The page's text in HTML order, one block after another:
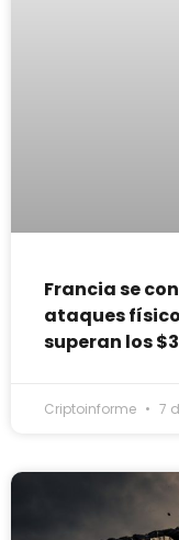
Francia se
ataques
superan los
Criptoinforme 7